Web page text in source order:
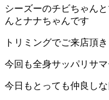
ト
ホ
テ
ル
シーズーのチビちゃん
んとナナちゃんです
トリミングでご来店頂
今回も全身サッパリサマ
今日もとっても仲良し